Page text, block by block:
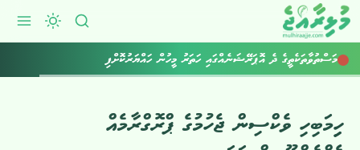
އަހަރުގެ މިހާތަނަށް މަކަރާއި ހީލަތުން 11.5 މިލިއަން ރުފިޔާ ފޭރިގެންފި
މަސްތުވާތަކެތީގެ ދެ އޮޕަރޭޝަނެއްގައި ހަތަރު މީހުން ހައްޔަރުކޮށްފި
ހިިމަބިހި ވެކްސިން ޖެހުމުގެ ޕްރޮގްރާމެއް